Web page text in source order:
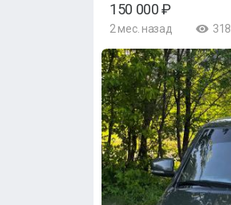
150 000 ₽
2 мес. назад 318